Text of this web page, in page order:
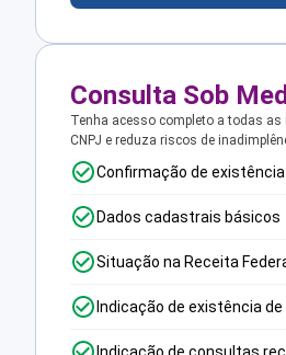
Consulta Sob
Tenha acesso completo a todas
CNPJ e reduza riscos de
Confirmação de existência
Dados cadastrais básicos
Situação na Receita
Indicação de existência